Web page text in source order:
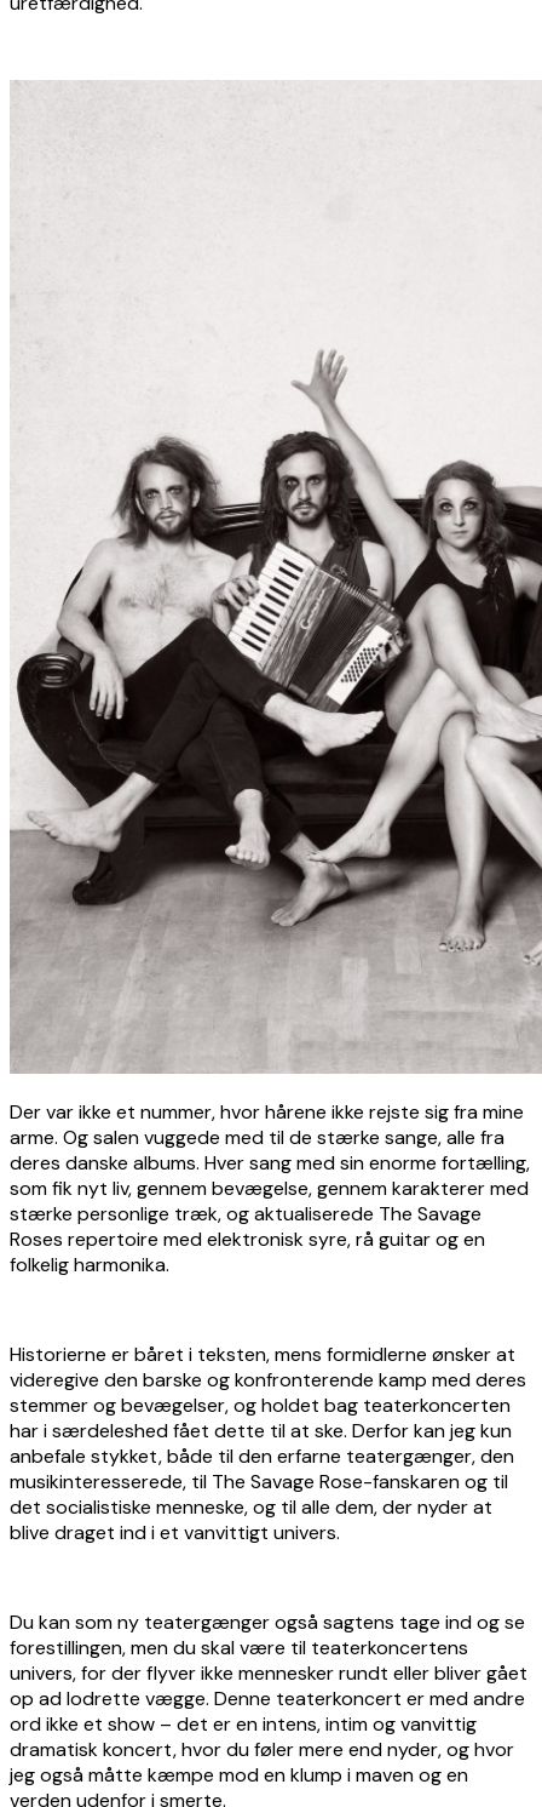
Der var ikke et nummer, hvor hårene ikke rejste sig fra mine
arme. Og salen vuggede med til de stærke sange, alle fra
deres danske albums. Hver sang med sin enorme fortælling,
som fik nyt liv, gennem bevægelse, gennem karakterer med
stærke personlige træk, og aktualiserede The Savage
Roses repertoire med elektronisk syre, rå guitar og en
folkelig harmonika.
Historierne er båret i teksten, mens formidlerne ønsker at
videregive den barske og konfronterende kamp med deres
stemmer og bevægelser, og holdet bag teaterkoncerten
har i særdeleshed fået dette til at ske. Derfor kan jeg kun
anbefale stykket, både til den erfarne teatergænger, den
musikinteresserede, til The Savage Rose-fanskaren og til
det socialistiske menneske, og til alle dem, der nyder at
blive draget ind i et vanvittigt univers.
Du kan som ny teatergænger også sagtens tage ind og se
forestillingen, men du skal være til teaterkoncertens
univers, for der flyver ikke mennesker rundt eller bliver gået
op ad lodrette vægge. Denne teaterkoncert er med andre
ord ikke et show – det er en intens, intim og vanvittig
dramatisk koncert, hvor du føler mere end nyder, og hvor
jeg også måtte kæmpe mod en klump i maven og en
verden udenfor i smerte.